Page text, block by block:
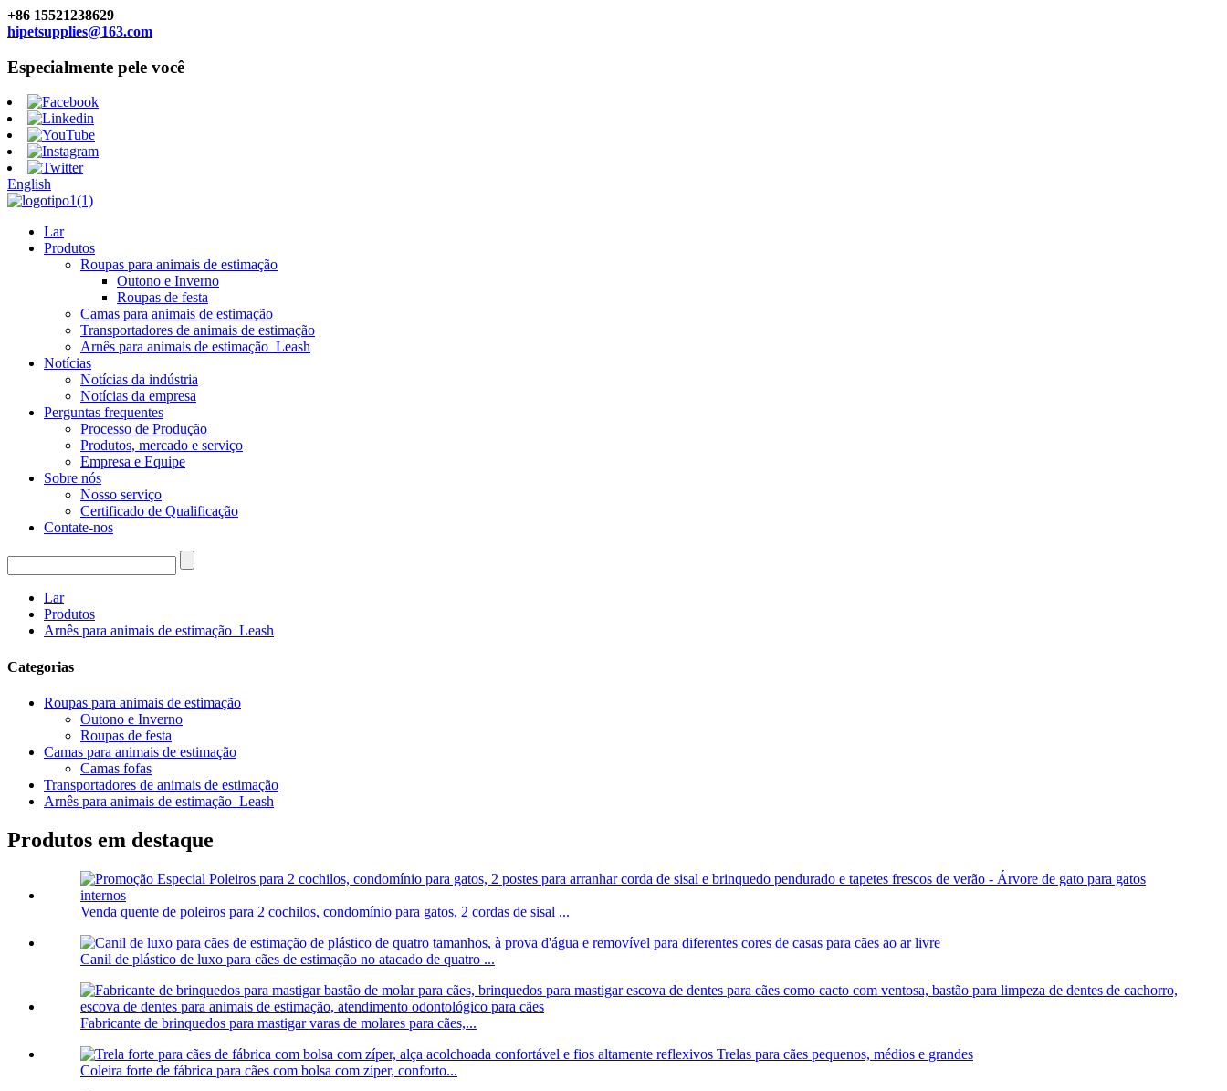
+86 15521238629
hipetsupplies@163.com
Especialmente pele você
English
Lar
Produtos
Roupas para animais de estimação
Outono e Inverno
Roupas de festa
Camas para animais de estimação
Transportadores de animais de estimação
Arnês para animais de estimação_Leash
Notícias
Notícias da indústria
Notícias da empresa
Perguntas frequentes
Processo de Produção
Produtos, mercado e serviço
Empresa e Equipe
Sobre nós
Nosso serviço
Certificado de Qualificação
Contate-nos
Lar
Produtos
Arnês para animais de estimação_Leash
Categorias
Roupas para animais de estimação
Outono e Inverno
Roupas de festa
Camas para animais de estimação
Camas fofas
Transportadores de animais de estimação
Arnês para animais de estimação_Leash
Produtos em destaque
Venda quente de poleiros para 2 cochilos, condomínio para gatos, 2 cordas de sisal ...
Canil de plástico de luxo para cães de estimação no atacado de quatro ...
Fabricante de brinquedos para mastigar varas de molares para cães,...
Coleira forte de fábrica para cães com bolsa com zíper, conforto...